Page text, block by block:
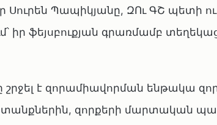
Պապիկյանը, ԶՈւ ԳՇ պետի
իր ֆեյսբուքյան գրառմամբ
է զորամիավորման ենթակա
զորքերի մարտական